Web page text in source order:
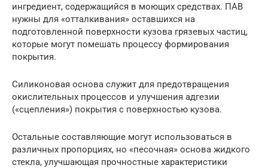
ингредиент, содержащийся в моющих средствах. ПАВ
нужны для «отталкивания» оставшихся на
подготовленной поверхности кузова грязевых частиц,
которые могут помешать процессу формирования
покрытия.
Силиконовая основа служит для предотвращения
окислительных процессов и улучшения адгезии
(«сцепления») покрытия с поверхностью кузова.
Остальные составляющие могут использоваться в
различных пропорциях, но «песочная» основа жидкого
стекла, улучшающая прочностные характеристики